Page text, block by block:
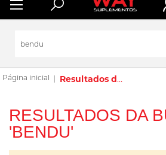
Resultados da busca por: 'bendu'
RESULTADOS DA
'BENDU'